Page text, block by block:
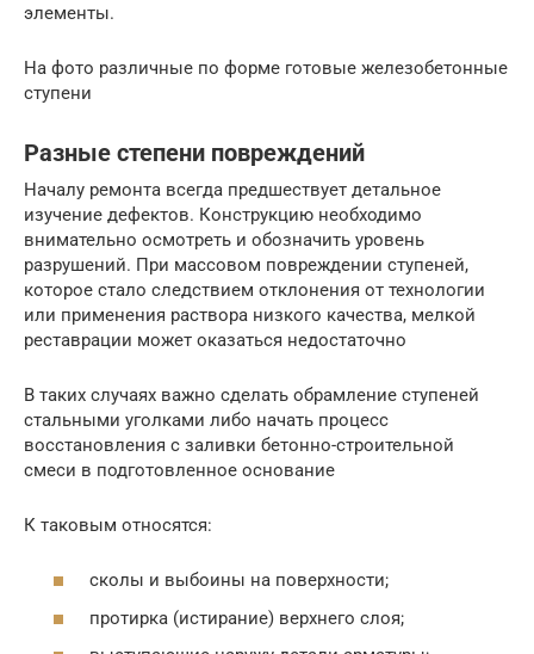
элементы.
На фото различные по форме готовые железобетонные
ступени
Разные степени повреждений
Началу ремонта всегда предшествует детальное
изучение дефектов. Конструкцию необходимо
внимательно осмотреть и обозначить уровень
разрушений. При массовом повреждении ступеней,
которое стало следствием отклонения от технологии
или применения раствора низкого качества, мелкой
реставрации может оказаться недостаточно
В таких случаях важно сделать обрамление ступеней
стальными уголками либо начать процесс
восстановления с заливки бетонно-строительной
смеси в подготовленное основание
К таковым относятся:
сколы и выбоины на поверхности;
протирка (истирание) верхнего слоя;